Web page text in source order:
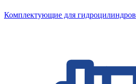
Комплектующие для гидроцилиндров